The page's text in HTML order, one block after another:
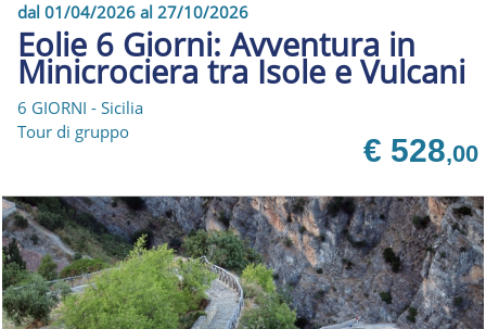
dal 01/04/2026 al 27/10/2026
Eolie 6 Giorni: Avventura in
Minicrociera tra Isole e Vulcani
6 GIORNI - Sicilia
Tour di gruppo
€ 528,00